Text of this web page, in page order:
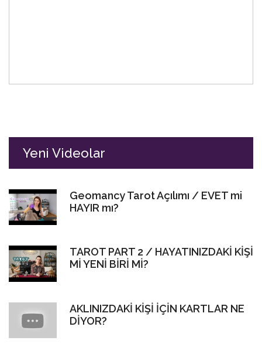
Yeni Videolar
Geomancy Tarot Açılımı / EVET mi
HAYIR mı?
TAROT PART 2 / HAYATINIZDAKİ KİŞİ
Mİ YENİ BİRİ Mİ?
AKLINIZDAKİ KİŞİ İÇİN KARTLAR NE
DİYOR?